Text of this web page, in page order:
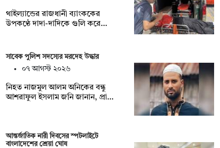
থাইল্যান্ডের রাজধানী ব্যাংককের
উপকণ্ঠে দাদা-দাদিকে গুলি করে…
সাবেক পুলিশ সদস্যের মরদেহ উদ্ধার
০৭ আগস্ট ২০২৬
‎নিহত নাজমুল আলম অনিকের বন্ধু
আশরাফুল ইসলাম জনি জানান, প্রা…
আন্তর্জাতিক নারী দিবসের স্পটলাইটে
বাংলাদেশের শ্রেয়া ঘোষ